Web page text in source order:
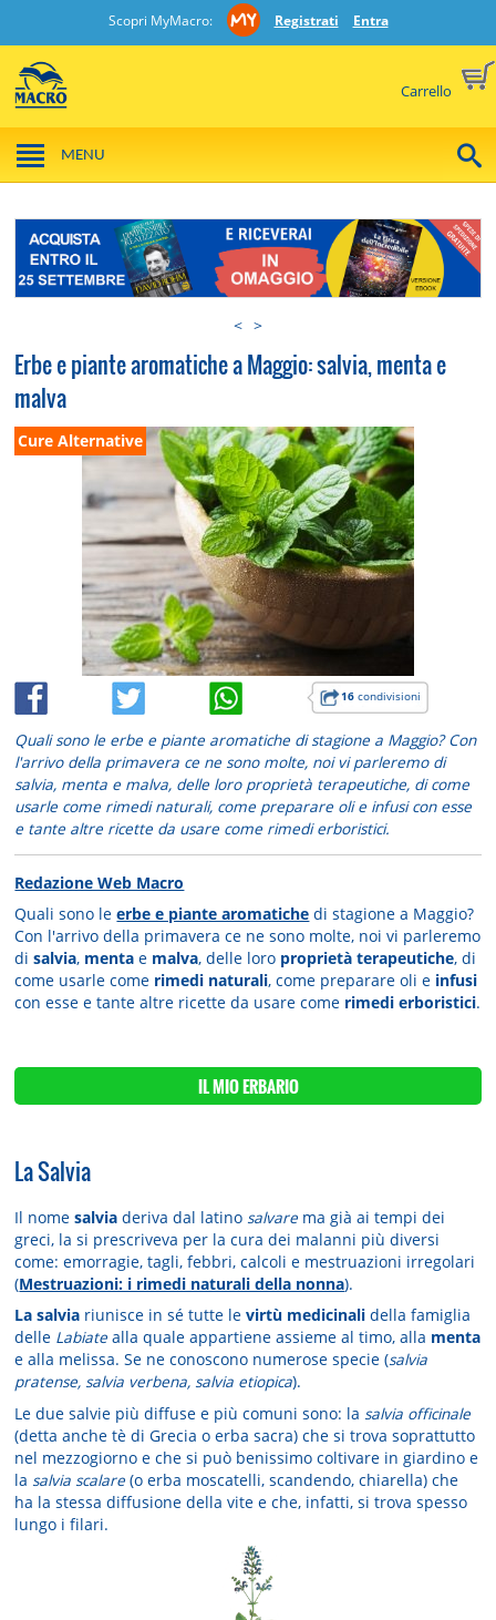
Scopri MyMacro: Registrati Entra
Carrello
MENU
< >
Erbe e piante aromatiche a Maggio: salvia, menta e
malva
Cure Alternative
16condivisioni
Quali sono le erbe e piante aromatiche di stagione a Maggio? Con
l'arrivo della primavera ce ne sono molte, noi vi parleremo di
salvia, menta e malva, delle loro proprietà terapeutiche, di come
usarle come rimedi naturali, come preparare oli e infusi con esse
e tante altre ricette da usare come rimedi erboristici.
Redazione Web Macro
Quali sono leerbe e piante aromatiche di stagione a Maggio?
Con l'arrivo della primavera ce ne sono molte, noi vi parleremo
disalvia, menta e malva, delle loro proprietà terapeutiche, di
come usarle come rimedi naturali, come preparare oli e infusi
con esse e tante altre ricette da usare come rimedi erboristici.
IL MIO ERBARIO
La Salvia
Il nomesalvia deriva dal latino salvare ma già ai tempi dei
greci, la si prescriveva per la cura dei malanni più diversi
come: emorragie, tagli, febbri, calcoli e mestruazioni irregolari
(Mestruazioni: i rimedi naturali della nonna).
La salvia riunisce in sé tutte levirtù medicinali della famiglia
delle Labiate alla quale appartiene assieme al timo, alla menta
e alla melissa. Se ne conoscono numerose specie (salvia
pratense, salvia verbena, salvia etiopica).
Le due salvie più diffuse e più comuni sono: la salvia officinale
(detta anche tè di Grecia o erba sacra) che si trova soprattutto
nel mezzogiorno e che si può benissimo coltivare in giardino e
la salvia scalare (o erba moscatelli, scandendo, chiarella) che
ha la stessa diffusione della vite e che, infatti, si trova spesso
lungo i filari.